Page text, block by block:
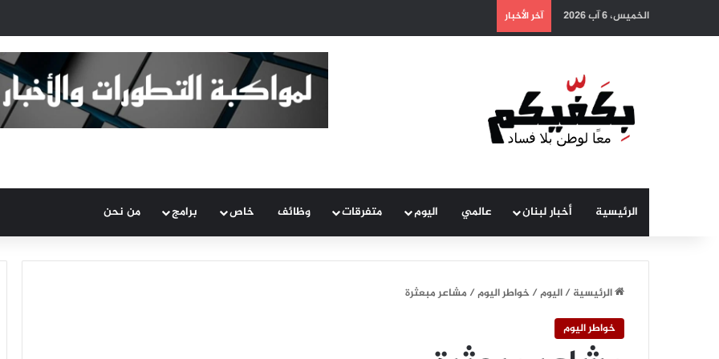
الخميس، 6 آب 2026 آخر الأخبار
الرئيسية أخبار لبنان عالمي اليوم متفرقات وظائف خاص برامج من نحن
الرئيسية/اليوم/خواطر اليوم/مشاعر مبعثرة
خواطر اليوم